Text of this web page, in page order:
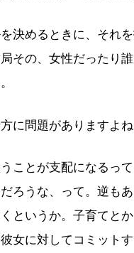
めるときに、それを
その、女性だったり
に問題がありますよね
とが支配になるって
ろうな、って。逆も
というか。子育てと
女に対してコミット